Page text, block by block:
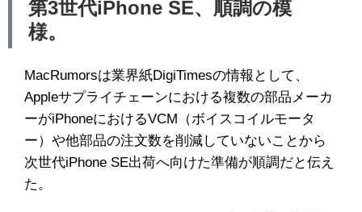
第3世代iPhone SE、順調の模
様。
MacRumorsは業界紙DigiTimesの情報として、
Appleサプライチェーンにおける複数の部品メーカ
ーがiPhoneにおけるVCM（ボイスコイルモータ
ー）や他部品の注文数を削減していないことから
次世代iPhone SE出荷へ向けた準備が順調だと伝え
た。